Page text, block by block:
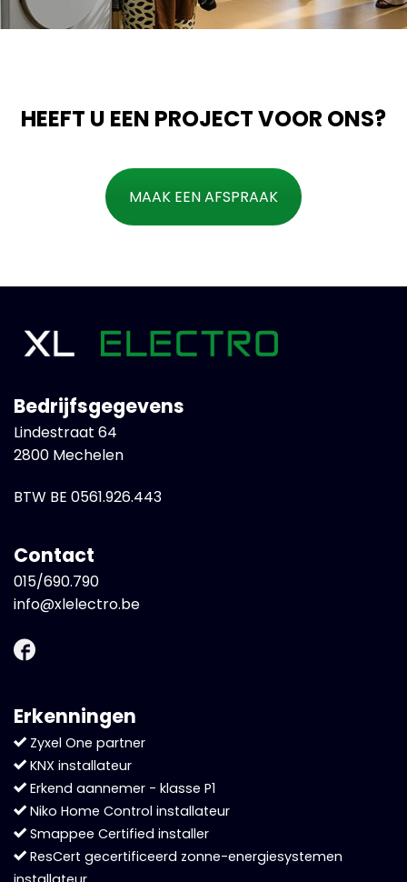
HEEFT U EEN PROJECT VOOR ONS?
MAAK EEN AFSPRAAK
Bedrijfsgegevens
Lindestraat 64
2800 Mechelen
BTW BE 0561.926.443
Contact
015/690.790
info@xlelectro.be
Erkenningen
Zyxel One partner
KNX installateur
Erkend aannemer - klasse P1
Niko Home Control installateur
Smappee Certified installer
ResCert gecertificeerd zonne-energiesystemen